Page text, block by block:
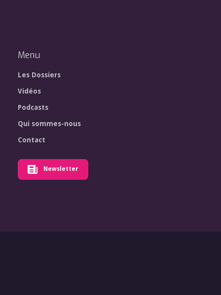
Menu
Les Dossiers
Vidéos
Podcasts
Qui sommes-nous
Contact
Newsletter